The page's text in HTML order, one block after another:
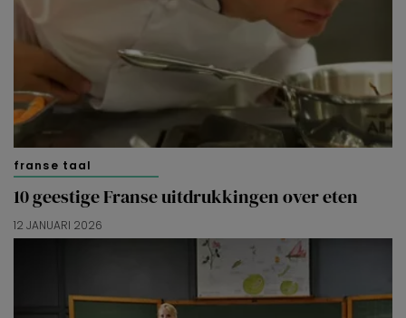
franse taal
10 geestige Franse uitdrukkingen over eten
12 JANUARI 2026